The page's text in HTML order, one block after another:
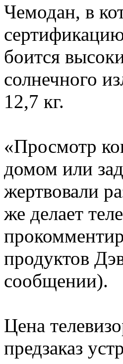
Чемодан, в
боится
солнечного
12,7 кг.
«Просмотр
домом или
жертвовали
же делает
продуктов
сообщении).
Цена
предзаказ